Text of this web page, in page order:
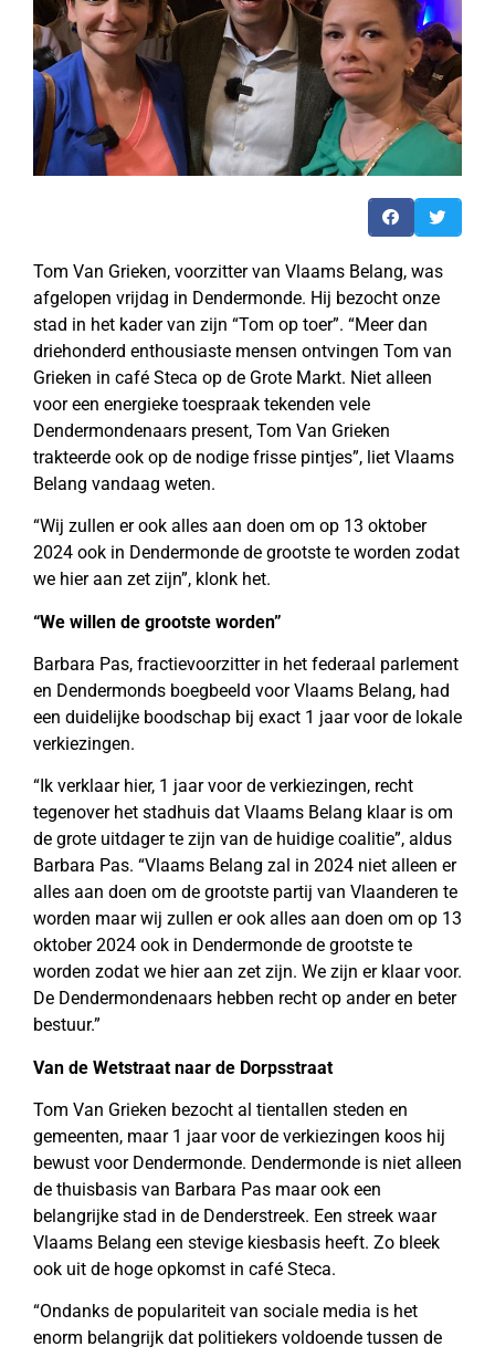
Tom Van Grieken, voorzitter van Vlaams Belang, was
afgelopen vrijdag in Dendermonde. Hij bezocht onze
stad in het kader van zijn “Tom op toer”. “Meer dan
driehonderd enthousiaste mensen ontvingen Tom van
Grieken in café Steca op de Grote Markt. Niet alleen
voor een energieke toespraak tekenden vele
Dendermondenaars present, Tom Van Grieken
trakteerde ook op de nodige frisse pintjes”, liet Vlaams
Belang vandaag weten.
“Wij zullen er ook alles aan doen om op 13 oktober
2024 ook in Dendermonde de grootste te worden zodat
we hier aan zet zijn”, klonk het.
“We willen de grootste worden”
Barbara Pas, fractievoorzitter in het federaal parlement
en Dendermonds boegbeeld voor Vlaams Belang, had
een duidelijke boodschap bij exact 1 jaar voor de lokale
verkiezingen.
“Ik verklaar hier, 1 jaar voor de verkiezingen, recht
tegenover het stadhuis dat Vlaams Belang klaar is om
de grote uitdager te zijn van de huidige coalitie”, aldus
Barbara Pas. “Vlaams Belang zal in 2024 niet alleen er
alles aan doen om de grootste partij van Vlaanderen te
worden maar wij zullen er ook alles aan doen om op 13
oktober 2024 ook in Dendermonde de grootste te
worden zodat we hier aan zet zijn. We zijn er klaar voor.
De Dendermondenaars hebben recht op ander en beter
bestuur.”
Van de Wetstraat naar de Dorpsstraat
Tom Van Grieken bezocht al tientallen steden en
gemeenten, maar 1 jaar voor de verkiezingen koos hij
bewust voor Dendermonde. Dendermonde is niet alleen
de thuisbasis van Barbara Pas maar ook een
belangrijke stad in de Denderstreek. Een streek waar
Vlaams Belang een stevige kiesbasis heeft. Zo bleek
ook uit de hoge opkomst in café Steca.
“Ondanks de populariteit van sociale media is het
enorm belangrijk dat politiekers voldoende tussen de